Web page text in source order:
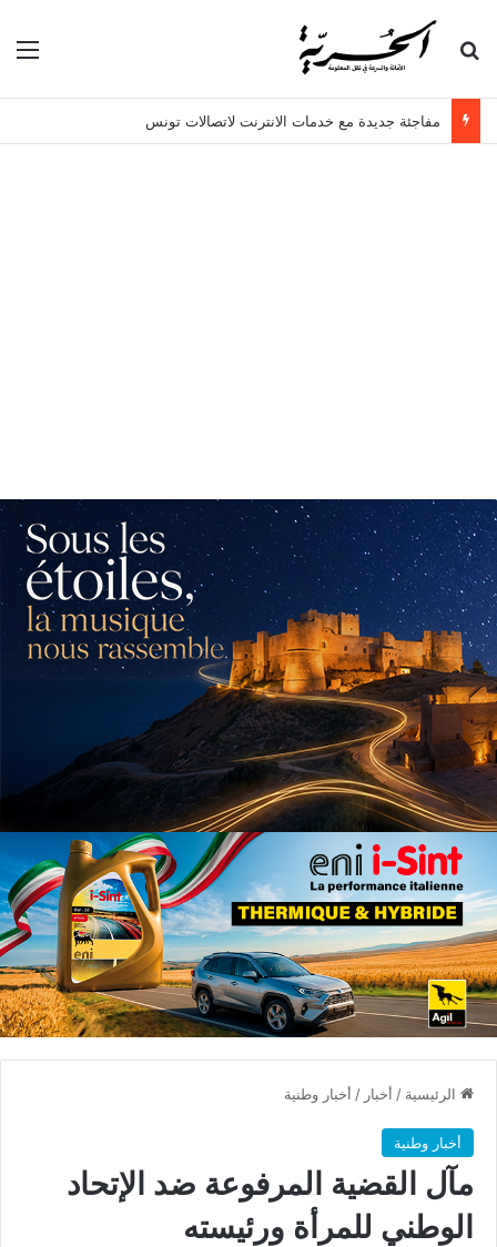
بحث عن
مفاجئة جديدة مع خدمات الانترنت لاتصالات تونس
الرئيسية / أخبار / أخبار وطنية
أخبار وطنية
مآل القضية المرفوعة ضد الإتحاد
الوطني للمرأة ورئيسته